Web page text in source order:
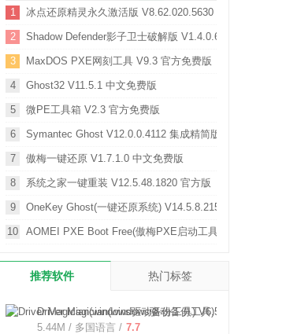
1 冰点还原精灵永久激活版 V8.62.020.5630 Win10版
2 Shadow Defender影子卫士破解版 V1.4.0.668 中文免费版
3 MaxDOS PXE网刻工具 V9.3 官方免费版
4 Ghost32 V11.5.1 中文免费版
5 微PE工具箱 V2.3 官方免费版
6 Symantec Ghost V12.0.0.4112 集成精简版
7 傲梅一键还原 V1.7.1.0 中文免费版
8 系统之家一键重装 V12.5.48.1820 官方版
9 OneKey Ghost(一键还原系统) V14.5.8.215 绿色免费版
10 AOMEI PXE Boot Free(傲梅PXE启动工具) V1.5 官方版
推荐软件 热门标签
Driver Magician(windows驱动备份工具) V6.5 官方版
5.44M / 多国语言 / 7.7